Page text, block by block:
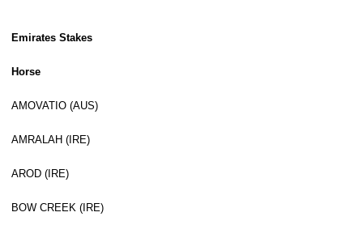
Emirates Stakes
Horse
AMOVATIO (AUS)
AMRALAH (IRE)
AROD (IRE)
BOW CREEK (IRE)